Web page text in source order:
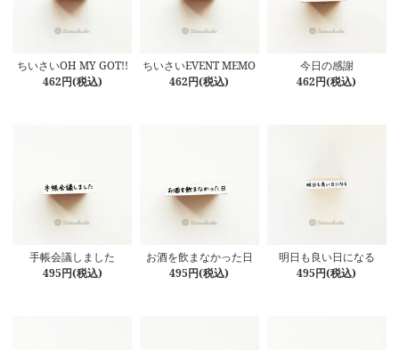
ちいさいOH MY GOT!!
462円(税込)
ちいさいEVENT MEMO
462円(税込)
今日の感謝
462円(税込)
手帳会議しました
495円(税込)
お酒を飲まなかった日
495円(税込)
明日も良い日になる
495円(税込)